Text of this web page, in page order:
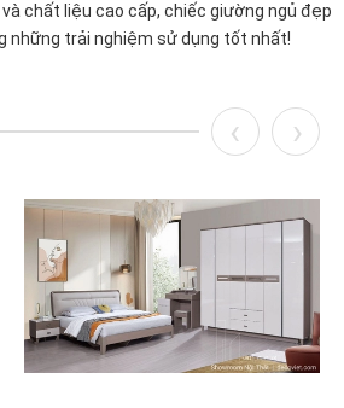
chất liệu cao cấp, chiếc giường ngủ đẹp
những trải nghiệm sử dụng tốt nhất!